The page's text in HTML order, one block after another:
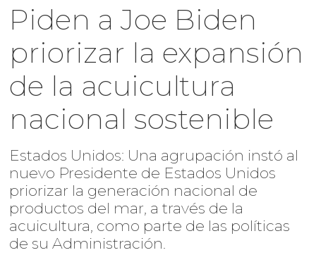
Piden a Joe Biden
priorizar la expansión
de la acuicultura
nacional sostenible
Estados Unidos: Una agrupación instó al
nuevo Presidente de Estados Unidos
priorizar la generación nacional de
productos del mar, a través de la
acuicultura, como parte de las políticas
de su Administración.